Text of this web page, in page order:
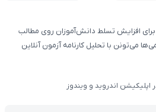
نمونه تدریس
برای افزایش تسلط دانش‌آموزان روی مطالب
می‌تونن با تحلیل کارنامه آزمون آنلاین
دقیقی از نقاط قوت و ضعف فرزندشون
اندروید و ویندوز